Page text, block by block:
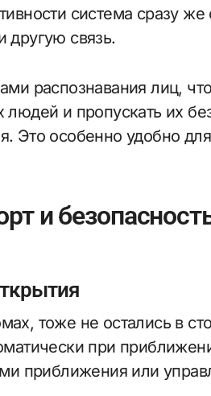
система сразу же
другую связь.
распознавания лиц,
людей и пропускать их
Это особенно удобно
и
тоже не остались в
при
приближения или